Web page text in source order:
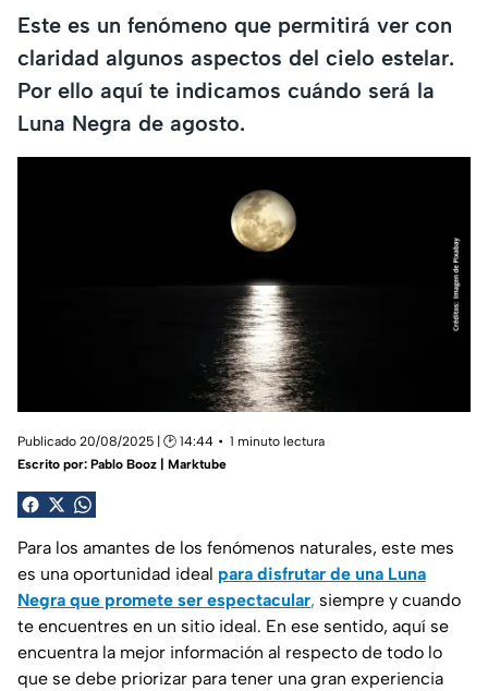
Este es un fenómeno que permitirá ver con
claridad algunos aspectos del cielo estelar.
Por ello aquí te indicamos cuándo será la
Luna Negra de agosto.
Publicado 20/08/2025 | 🕑 14:44
1 minuto lectura
Escrito por: Pablo Booz | Marktube
Para los amantes de los fenómenos naturales, este mes
es una oportunidad ideal para disfrutar de una Luna
Negra que promete ser espectacular, siempre y cuando
te encuentres en un sitio ideal. En ese sentido, aquí se
encuentra la mejor información al respecto de todo lo
que se debe priorizar para tener una gran experiencia